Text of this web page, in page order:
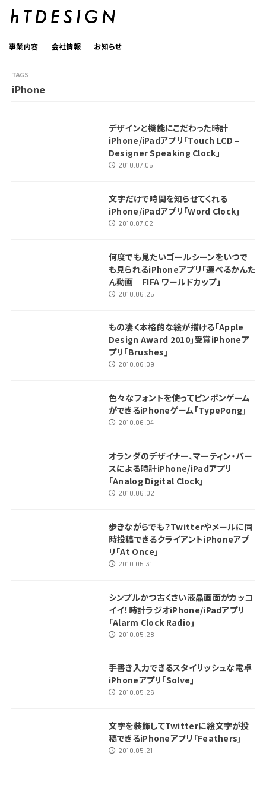
事業内容 会社情報 お知らせ
iPhone
デザインと機能にこだわった時計
iPhone/iPadアプリ｢Touch LCD –
Designer Speaking Clock｣
2010.07.05
文字だけで時間を知らせてくれる
iPhone/iPadアプリ｢Word Clock｣
2010.07.02
何度でも見たいゴールシーンをいつで
も見られるiPhoneアプリ｢選べるかんた
ん動画 FIFA ワールドカップ｣
2010.06.25
もの凄く本格的な絵が描ける｢Apple
Design Award 2010｣受賞iPhoneア
プリ｢Brushes｣
2010.06.09
色々なフォントを使ってピンポンゲーム
ができるiPhoneゲーム｢TypePong｣
2010.06.04
オランダのデザイナー、マーティン・バー
スによる時計iPhone/iPadアプリ
｢Analog Digital Clock｣
2010.06.02
歩きながらでも？Twitterやメールに同
時投稿できるクライアントiPhoneアプ
リ｢At Once｣
2010.05.31
シンプルかつ古くさい液晶画面がカッコ
イイ！時計ラジオiPhone/iPadアプリ
｢Alarm Clock Radio｣
2010.05.28
手書き入力できるスタイリッシュな電卓
iPhoneアプリ｢Solve｣
2010.05.26
文字を装飾してTwitterに絵文字が投
稿できるiPhoneアプリ｢Feathers｣
2010.05.21